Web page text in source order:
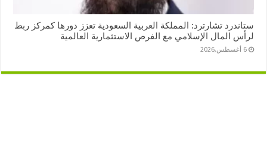
ستاندرد تشارترد: المملكة العربية السعودية تعزز دورها كمركز ربط
لرأس المال الإسلامي مع الفرص الاستثمارية العالمية
6 أغسطس,2026